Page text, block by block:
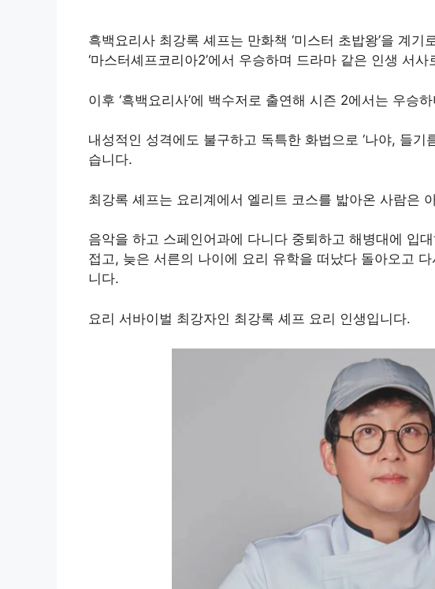
흑백요리사 최강록 셰프는 만화책 ‘미스터 초밥왕’을 계
‘마스터셰프코리아2’에서 우승하며 드라마 같은 인생 서
이후 ‘흑백요리사’에 백수저로 출연해 시즌 2에서는 우승
내성적인 성격에도 불구하고 독특한 화법으로 ‘나야, 들기
습니다.
최강록 셰프는 요리계에서 엘리트 코스를 밟아온 사람은
음악을 하고 스페인어과에 다니다 중퇴하고 해병대에 입
접고, 늦은 서른의 나이에 요리 유학을 떠났다 돌아오고
니다.
요리 서바이벌 최강자인 최강록 셰프 요리 인생입니다.